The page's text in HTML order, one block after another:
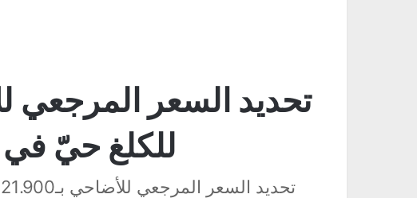
للكلغ حيّ في
تحديد السعر المرجعي للأضاحي بـ21.900 د للكلغ حيّ في نقاط البيع المنظمة